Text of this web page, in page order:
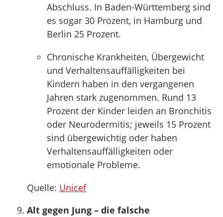
Abschluss. In Baden-Württemberg sind
es sogar 30 Prozent, in Hamburg und
Berlin 25 Prozent.
Chronische Krankheiten, Übergewicht
und Verhaltensauffälligkeiten bei
Kindern haben in den vergangenen
Jahren stark zugenommen. Rund 13
Prozent der Kinder leiden an Bronchitis
oder Neurodermitis; jeweils 15 Prozent
sind übergewichtig oder haben
Verhaltensauffälligkeiten oder
emotionale Probleme.
Quelle: Unicef
Alt gegen Jung – die falsche